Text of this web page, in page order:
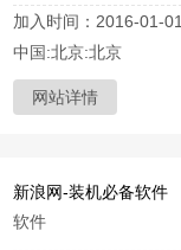
加入时间：2016-01-01
中国:北京:北京
网站详情
新浪网-装机必备软件
软件